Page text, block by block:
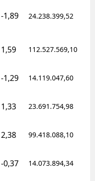
-1,89 24.238.399,52
1,59 112.527.569,10
-1,29 14.119.047,60
1,33 23.691.754,98
2,38 99.418.088,10
-0,37 14.073.894,34